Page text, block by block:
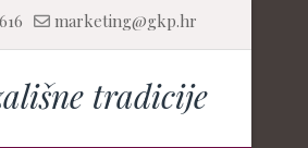
marketing@gkp.hr
tradicije